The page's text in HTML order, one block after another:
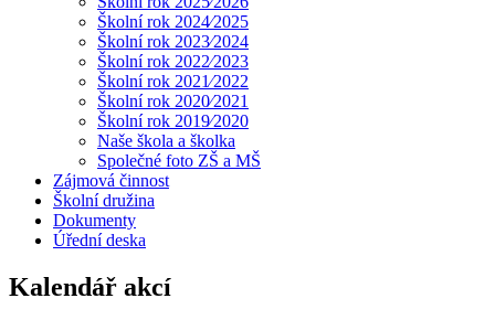
Školní rok 2024⁄2025
Školní rok 2023⁄2024
Školní rok 2022⁄2023
Školní rok 2021⁄2022
Školní rok 2020⁄2021
Školní rok 2019⁄2020
Naše škola a školka
Společné foto ZŠ a MŠ
Zájmová činnost
Školní družina
Dokumenty
Úřední deska
Kalendář akcí